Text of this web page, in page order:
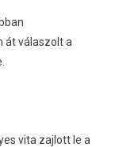
át válaszolt a
vita zajlott le a